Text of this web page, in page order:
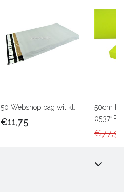
50 Webshop bag wit kl.
€11,75
50cm
05371RU